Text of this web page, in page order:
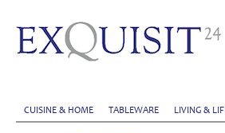
CUISINE & HOME TABLEWARE LIVING &